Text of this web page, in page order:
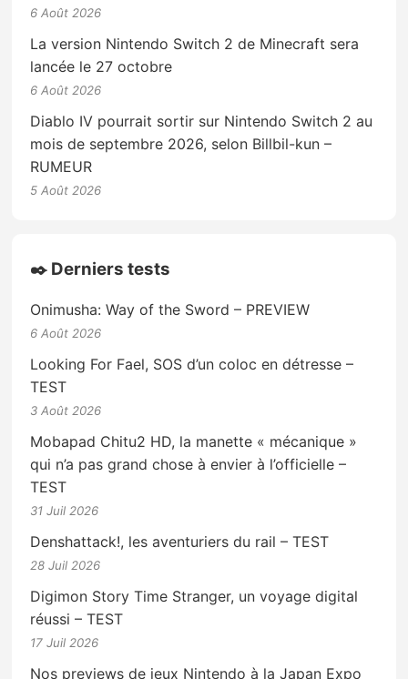
6 Août 2026
La version Nintendo Switch 2 de Minecraft sera
lancée le 27 octobre
6 Août 2026
Diablo IV pourrait sortir sur Nintendo Switch 2 au
mois de septembre 2026, selon Billbil-kun –
RUMEUR
5 Août 2026
✒️ Derniers tests
Onimusha: Way of the Sword – PREVIEW
6 Août 2026
Looking For Fael, SOS d’un coloc en détresse –
TEST
3 Août 2026
Mobapad Chitu2 HD, la manette « mécanique »
qui n’a pas grand chose à envier à l’officielle –
TEST
31 Juil 2026
Denshattack!, les aventuriers du rail – TEST
28 Juil 2026
Digimon Story Time Stranger, un voyage digital
réussi – TEST
17 Juil 2026
Nos previews de jeux Nintendo à la Japan Expo